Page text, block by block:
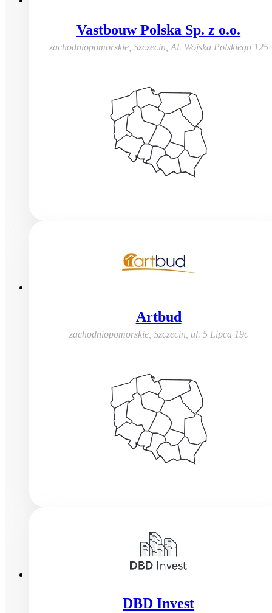
Vastbouw Polska Sp. z o.o.
zachodniopomorskie, Szczecin Al. Wojska Polskiego 125
Artbud
zachodniopomorskie, Szczecin ul. 5 Lipca 19c
DBD Invest